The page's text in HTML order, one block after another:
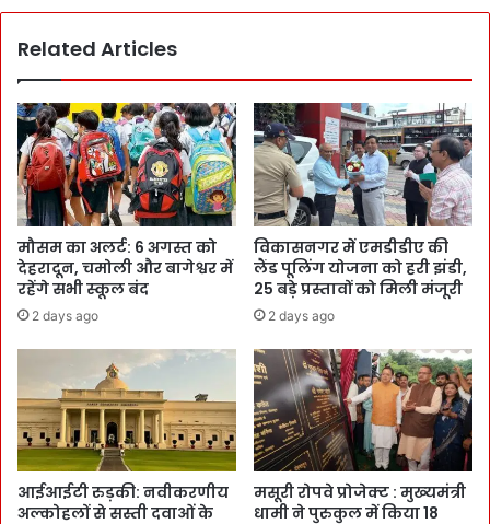
Related Articles
मौसम का अलर्ट: 6 अगस्त को
देहरादून, चमोली और बागेश्वर में
रहेंगे सभी स्कूल बंद
2 days ago
विकासनगर में एमडीडीए की
लैंड पूलिंग योजना को हरी झंडी,
25 बड़े प्रस्तावों को मिली मंजूरी
2 days ago
आईआईटी रुड़की: नवीकरणीय
अल्कोहलों से सस्ती दवाओं के
मसूरी रोपवे प्रोजेक्ट : मुख्‍यमंत्री
धामी ने पुरुकुल में किया 18